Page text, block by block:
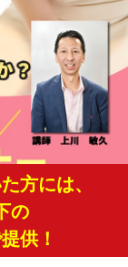
方には、
の
供！